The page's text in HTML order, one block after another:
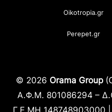
Oikotropia.gr
Perepet.gr
© 2026 Orama Group
Α.Φ.Μ. 801086294 –
Γ.Ε.ΜΗ 148748903000 |